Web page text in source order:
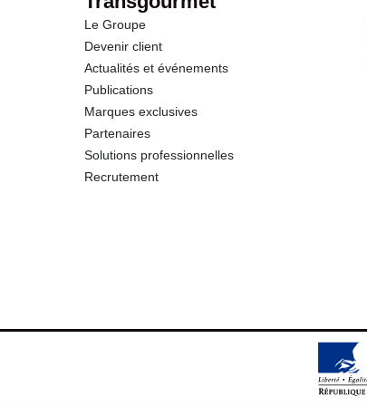
Protéines
Sel
Le Groupe
Devenir client
Actualités et événements
Publications
Marques exclusives
Partenaires
Solutions professionnelles
Recrutement